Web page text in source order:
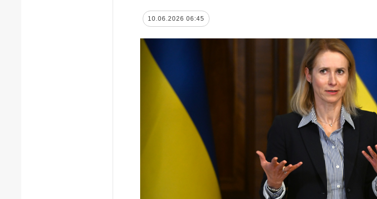
10.06.2026 06:45